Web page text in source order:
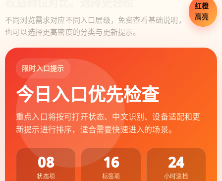
不同浏览需求对应不同入口层级，免费查看基础说明，
也可以选择更高密度的分类与更新提示。
红橙
高亮
限时入口提示
今日入口优先检查
重点入口将按可打开状态、中文识别、设备适配和更
新提示进行排序，适合需要快速进入的场景。
08
状态项
16
标签项
24
小时巡检